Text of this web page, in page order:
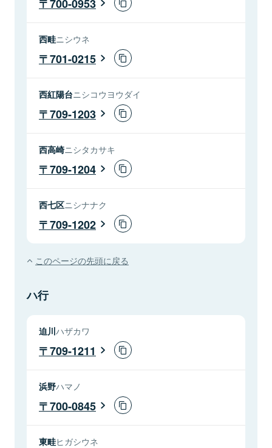
700-0953
西畦ニシウネ
701-0215
西紅陽台ニシコウヨウダイ
709-1203
西高崎ニシタカサキ
709-1204
西七区ニシナナク
709-1202
このページの先頭に戻る
ハ行
迫川ハザカワ
709-1211
浜野ハマノ
700-0845
東畦ヒガシウネ